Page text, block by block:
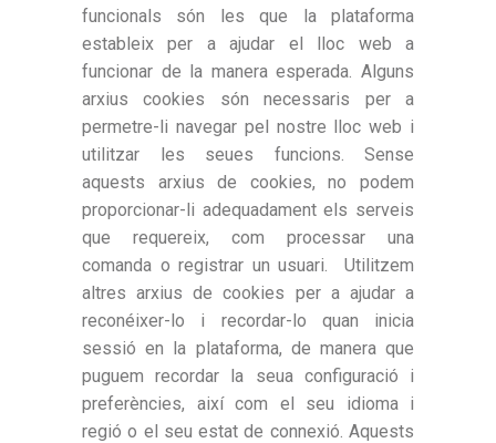
funcionals són les que la plataforma
estableix per a ajudar el lloc web a
funcionar de la manera esperada. Alguns
arxius cookies són necessaris per a
permetre-li navegar pel nostre lloc web i
utilitzar les seues funcions. Sense
aquests arxius de cookies, no podem
proporcionar-li adequadament els serveis
que requereix, com processar una
comanda o registrar un usuari. Utilitzem
altres arxius de cookies per a ajudar a
reconéixer-lo i recordar-lo quan inicia
sessió en la plataforma, de manera que
puguem recordar la seua configuració i
preferències, així com el seu idioma i
regió o el seu estat de connexió. Aquests